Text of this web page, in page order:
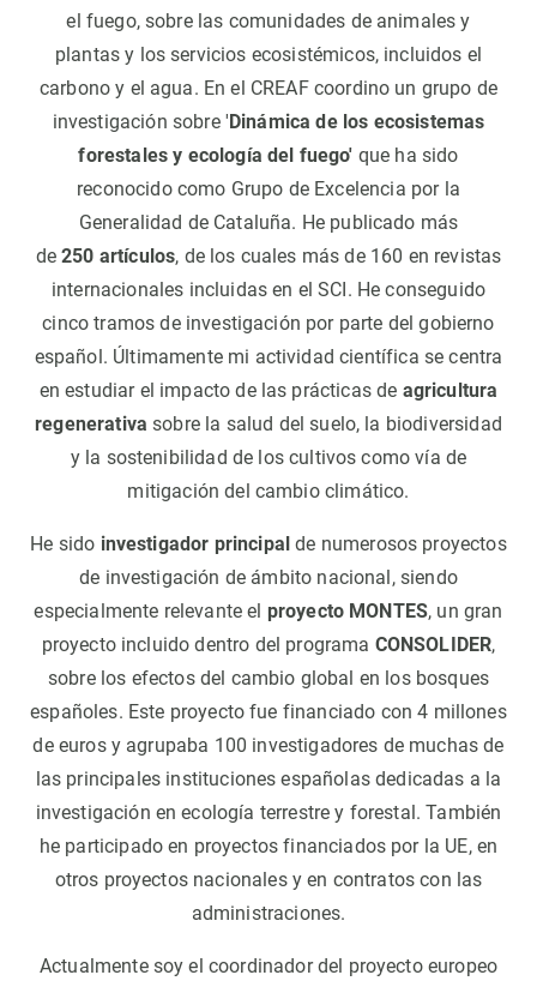
el fuego, sobre las comunidades de animales y
plantas y los servicios ecosistémicos, incluidos el
carbono y el agua. En el CREAF coordino un grupo de
investigación sobre 'Dinámica de los ecosistemas
forestales y ecología del fuego' que ha sido
reconocido como Grupo de Excelencia por la
Generalidad de Cataluña. He publicado más
de250 artículos, de los cuales más de 160 en revistas
internacionales incluidas en el SCI. He conseguido
cinco tramos de investigación por parte del gobierno
español. Últimamente mi actividad científica se centra
en estudiar el impacto de las prácticas de agricultura
regenerativa sobre la salud del suelo, la biodiversidad
y la sostenibilidad de los cultivos como vía de
mitigación del cambio climático.
He sido investigador principal de numerosos proyectos
de investigación de ámbito nacional, siendo
especialmente relevante el proyecto MONTES, un gran
proyecto incluido dentro del programa CONSOLIDER,
sobre los efectos del cambio global en los bosques
españoles. Este proyecto fue financiado con 4 millones
de euros y agrupaba 100 investigadores de muchas de
las principales instituciones españolas dedicadas a la
investigación en ecología terrestre y forestal. También
he participado en proyectos financiados por la UE, en
otros proyectos nacionales y en contratos con las
administraciones.
Actualmente soy el coordinador del proyecto europeo